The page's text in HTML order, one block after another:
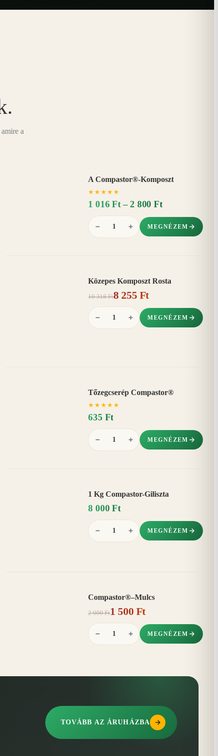
a
A Compastor®-Komposzt
★ ★ ★ ★ ★
1 016 Ft – 2 800 Ft
− + MEGNÉZEM
Közepes Komposzt Rosta
10 318 Ft8 255 Ft
− + MEGNÉZEM
Tőzegcserép Compastor®
★ ★ ★ ★ ★
635 Ft
− + MEGNÉZEM
1 Kg Compastor-Giliszta
8 000 Ft
− + MEGNÉZEM
Compastor®–Mulcs
2 000 Ft1 500 Ft
− + MEGNÉZEM
TOVÁBB AZ ÁRUHÁZBA